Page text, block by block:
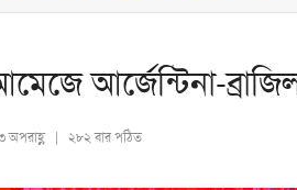
আর্জেন্টিনা-
অপরাহ্ণ | ২৮২ বার পঠিত